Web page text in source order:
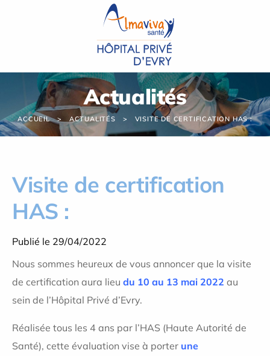
Actualités
ACCUEIL ACTUALITÉS VISITE DE CERTIFICATION HAS :
Visite de certification
HAS :
Publié le 29/04/2022
Nous sommes heureux de vous annoncer que la visite
de certification aura lieu du 10 au 13 mai 2022 au
sein de l’Hôpital Privé d’Evry.
Réalisée tous les 4 ans par l’HAS (Haute Autorité de
Santé), cette évaluation vise à porter une
Panneau de gestion des cookies